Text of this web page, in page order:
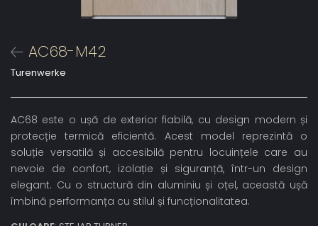
AC68-M42
Turenwerke
AC68 este o ușă de exterior fiabilă, cu design modern și
protecție termică eficientă. Acest model reprezintă o
soluție versatilă și accesibilă pentru locuințele care au
nevoie de confort, izolație și siguranță, într-un design
elegant. Cu o structură din aluminiu și oțel, această ușă
îmbină performanța cu stilul și funcționalitatea.